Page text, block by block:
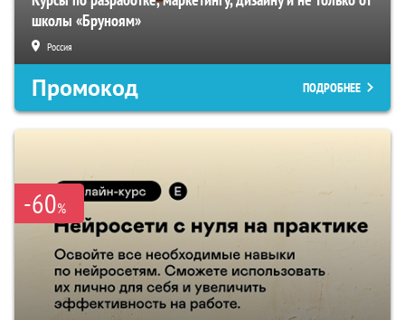
школы «Бруноям»
Россия
Промокод ПОДРОБНЕЕ
-60%